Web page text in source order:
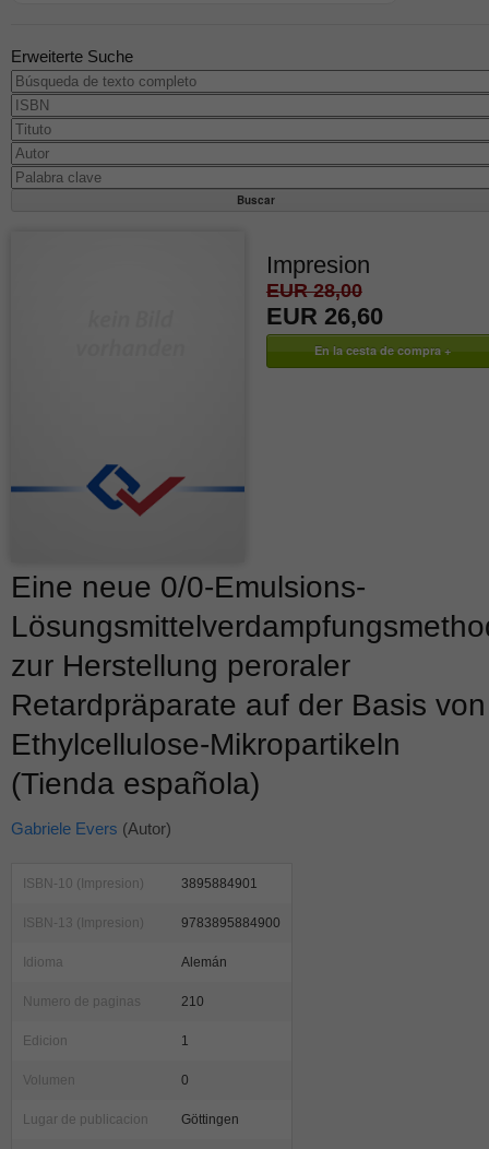
Erweiterte Suche
Impresion
EUR 28,00
EUR 26,60
Eine neue 0/0-Emulsions-
zur Herstellung peroraler
Retardpräparate auf der Basis von
Ethylcellulose-Mikropartikeln
(Tienda española)
Gabriele Evers (Autor)
ISBN-10 (Impresion) 3895884901
ISBN-13 (Impresion) 9783895884900
Idioma Alemán
Numero de paginas 210
Edicion 1
Volumen 0
Lugar de publicacion Göttingen